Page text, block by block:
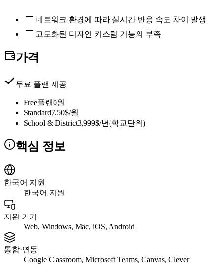
네트워크 환경에 따라 실시간 반응 속도 차이 발생
고도화된 디자인 커스텀 기능의 부족
가격
무료 플랜 제공
Free플랜0원
Standard7.50$/월
School & District3,999$/년(학교단위)
핵심 정보
한국어 지원
한국어 지원
지원 기기
Web, Windows, Mac, iOS, Android
통합·연동
Google Classroom, Microsoft Teams, Canvas, Clever